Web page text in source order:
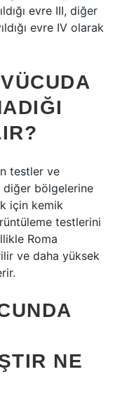
evre III, diğer
evre IV olarak
testler ve
diğer bölgelerine
için kemik
testlerini
Roma
ve daha yüksek
NE